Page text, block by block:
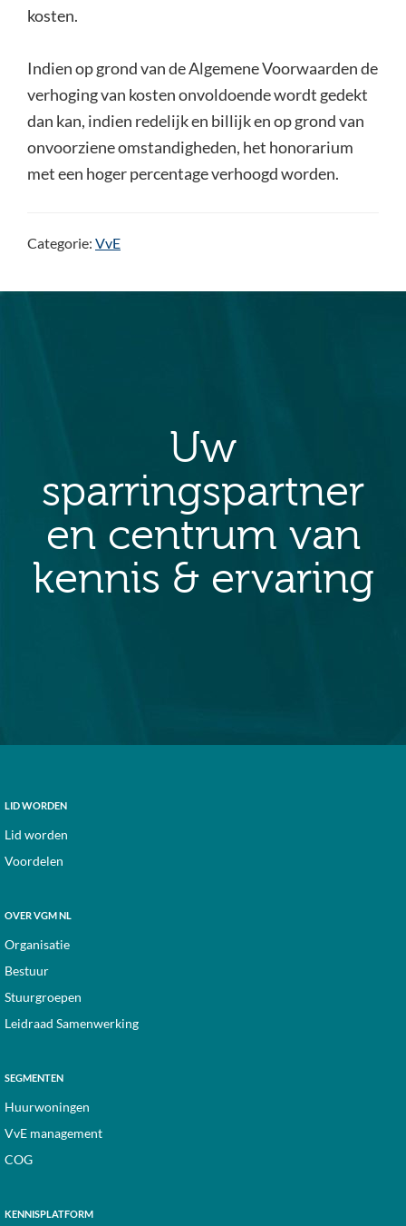
kosten.
Indien op grond van de Algemene Voorwaarden de
verhoging van kosten onvoldoende wordt gedekt
dan kan, indien redelijk en billijk en op grond van
onvoorziene omstandigheden, het honorarium
met een hoger percentage verhoogd worden.
Categorie: VvE
Uw
sparringspartner
en centrum van
kennis & ervaring
Footer
LID WORDEN
Lid worden
Voordelen
OVER VGM NL
Organisatie
Bestuur
Stuurgroepen
Leidraad Samenwerking
SEGMENTEN
Huurwoningen
VvE management
COG
KENNISPLATFORM